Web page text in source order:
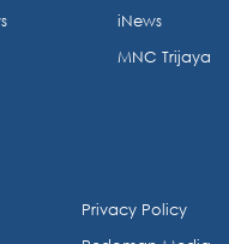
iNews
MNC Trijaya
Privacy Policy